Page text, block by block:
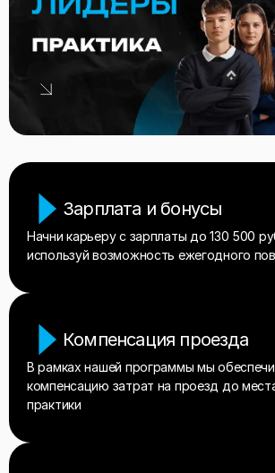
Зарплата и бонусы
Начни карьеру с зарплаты до 130 500
используй возможность ежегодного
Компенсация проезда
В рамках нашей программы мы
компенсацию затрат на проезд до
практики